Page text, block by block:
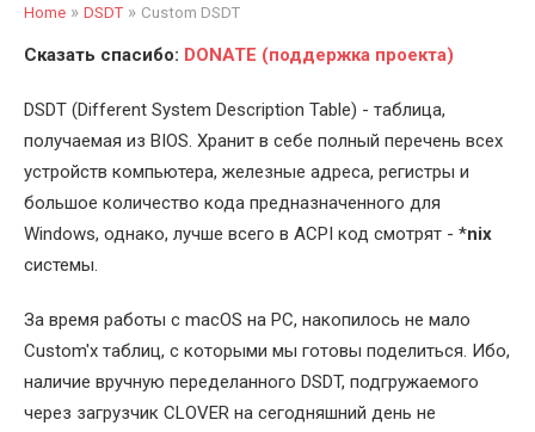
Home » DSDT » Custom DSDT
Сказать спасибо: DONATE (поддержка проекта)
DSDT (Different System Description Table) - таблица,
получаемая из BIOS. Хранит в себе полный перечень всех
устройств компьютера, железные адреса, регистры и
большое количество кода предназначенного для
Windows, однако, лучше всего в ACPI код смотрят - *nix
системы.
За время работы с macOS на PC, накопилось не мало
Custom'х таблиц, с которыми мы готовы поделиться. Ибо,
наличие вручную переделанного DSDT, подгружаемого
через загрузчик CLOVER на сегодняшний день не